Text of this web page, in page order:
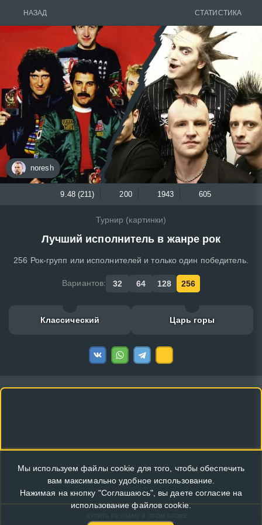
НАЗАД СТАТИСТИКА
noresh
9.48 (211) 200 1943 605
Турнир (картинки)
Лучший исполнитель в жанре рок
256 Рок-групп или исполнителей и только один победитель.
Вариантов: 32 64 128 256
Классический Царь горы
Мы используем файлы cookie для того, чтобы обеспечить
вам максимально удобное использование.
Нажимая на кнопку "Соглашаюсь", вы даете согласие на
использование файлов cookie.